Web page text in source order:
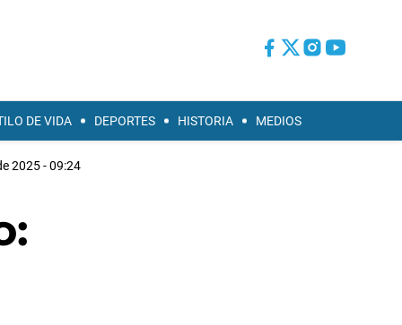
DE VIDA DEPORTES HISTORIA MEDIOS
2025 - 09:24